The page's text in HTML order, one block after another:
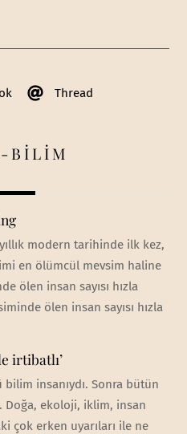
Thread
BİLİM
modern tarihinde ilk kez,
en ölümcül mevsim haline
ölen insan sayısı hızla
ölen insan sayısı hızla
irtibatlı’
bilim insanıydı. Sonra bütün
Doğa, ekoloji, iklim, insan
çok erken uyarıları ile ne